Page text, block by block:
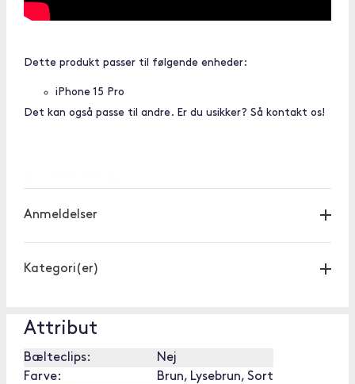
Dette produkt passer til følgende enheder:
iPhone 15 Pro
Det kan også passe til andre. Er du usikker? Så kontakt os!
Anmeldelser
Kategori(er)
Attribut
Bælteclips:
Nej
Farve:
Brun, Lysebrun, Sort